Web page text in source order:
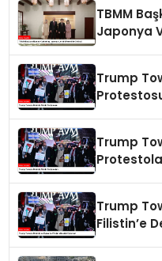
TBMM
Japonya
Trump
Trump
Trump
Filistin’e